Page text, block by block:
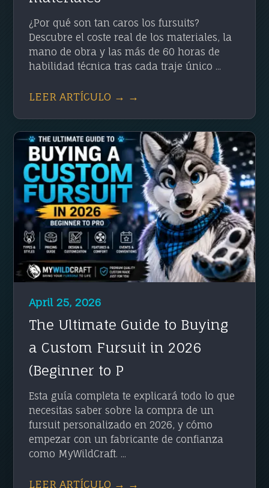
¿Por qué son tan caros los fursuits?
Descubre el coste real de los materiales, la
mano de obra y las más de 60 horas de
habilidad técnica tras cada traje único ...
LEER ARTÍCULO → →
April 25, 2026
The Ultimate Guide to Buying
a Custom Fursuit in 2026
(Beginner to P
Esta guía completa te explicará todo lo que
necesitas saber sobre la compra de un
fursuit personalizado en 2026, y cómo
empezar con un fabricante de confianza
como MyWildCraft. ...
LEER ARTÍCULO → →